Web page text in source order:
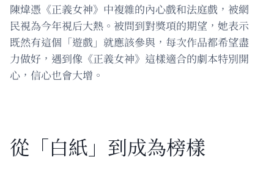
陳煒憑《正義女神》中複雜的內心戲和法庭戲，被網
民視為今年視后大熱。被問到對獎項的期望，她表示
既然有這個「遊戲」就應該參與，每次作品都希望盡
力做好，遇到像《正義女神》這樣適合的劇本特別開
心，信心也會大增。
從「白紙」到成為榜樣